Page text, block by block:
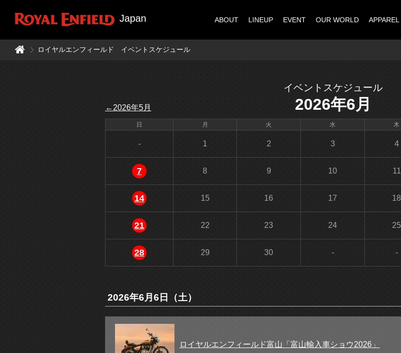
Japan ABOUT LINEUP EVENT OUR WORLD APPAREL
ロイヤルエンフィールド イベントスケジュール
←2026年5月
イベントスケジュール
2026年6月
日 月 火 水 木
- 1 2 3 4
7 8 9 10 11
14 15 16 17 18
21 22 23 24 25
28 29 30 - -
2026年6月6日（土）
ロイヤルエンフィールド富山「富山輸入車ショウ2026」